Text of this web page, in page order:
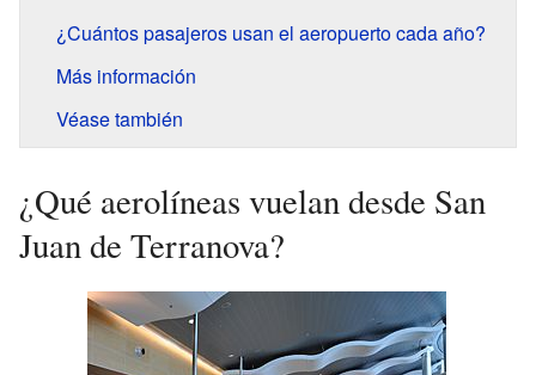
¿Cuántos pasajeros usan el aeropuerto cada año?
Más información
Véase también
¿Qué aerolíneas vuelan desde San
Juan de Terranova?